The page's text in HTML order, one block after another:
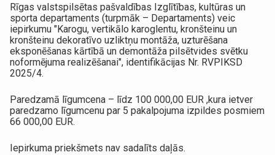
Rīgas valstspilsētas pašvaldības Izglītības, kultūras un
sporta departaments (turpmāk – Departaments) veic
iepirkumu "Karogu, vertikālo karoglentu, kronšteinu un
kronšteinu dekoratīvo uzliktņu montāža, uzturēšana
eksponēšanas kārtībā un demontāža pilsētvides svētku
noformējuma realizēšanai", identifikācijas Nr. RVPIKSD
2025/4.
Paredzamā līgumcena – līdz 100 000,00 EUR ,kura ietver
paredzamo līgumcenu par 5 pakalpojuma izpildes posmiem
66 000,00 EUR.
Iepirkuma priekšmets nav sadalīts daļās.